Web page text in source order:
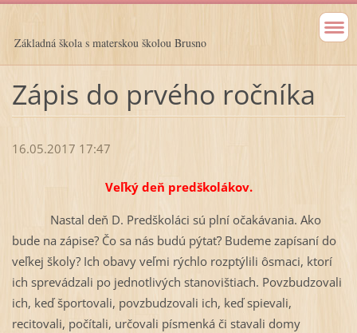
Základná škola s materskou školou Brusno
Zápis do prvého ročníka
16.05.2017 17:47
Veľký deň predškolákov.
Nastal deň D. Predškoláci sú plní očakávania. Ako
bude na zápise? Čo sa nás budú pýtať? Budeme zapísaní do
veľkej školy? Ich obavy veľmi rýchlo rozptýlili ôsmaci, ktorí
ich sprevádzali po jednotlivých stanovištiach. Povzbudzovali
ich, keď športovali, povzbudzovali ich, keď spievali,
recitovali, počítali, určovali písmenká či stavali domy